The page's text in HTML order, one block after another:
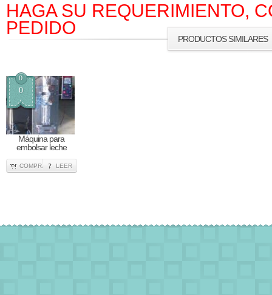
HAGA SU REQUERIMIENTO,
PEDIDO
PRODUCTOS SIMILARES
0
0
Máquina para
embolsar leche
COMPRA LEER